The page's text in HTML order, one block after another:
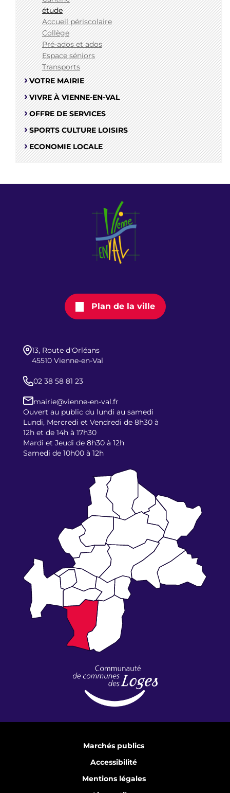
étude
Accueil périscolaire
Collège
Pré-ados et ados
Espace séniors
Transports
VOTRE MAIRIE
VIVRE À VIENNE-EN-VAL
OFFRE DE SERVICES
SPORTS CULTURE LOISIRS
ECONOMIE LOCALE
Plan de la ville
13, Route d'Orléans
45510 Vienne-en-Val
02 38 58 81 23
mairie@vienne-en-val.fr
Ouvert au public du lundi au samedi
Lundi, Mercredi et Vendredi de 8h30 à
12h et de 14h à 17h30
Mardi et Jeudi de 8h30 à 12h
Samedi de 10h00 à 12h
Marchés publics
Accessibilité
Mentions légales